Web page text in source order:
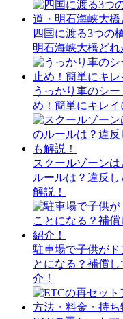
四国に渡る3つの
明石海峡大橋ど
うっかり車のシ
め！簡単にキレイ
スクールゾーン
ルールは？違反
解説！
駐車場で子供が
とになる？補償
介！